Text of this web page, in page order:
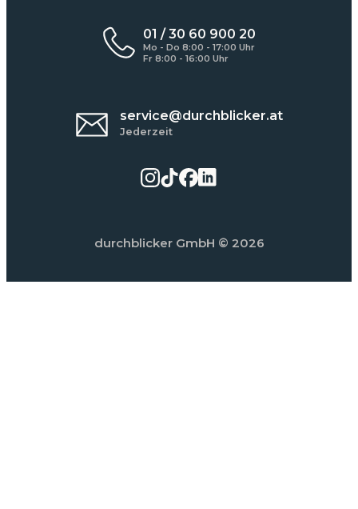
01 / 30 60 900 20
Mo - Do 8:00 - 17:00 Uhr
Fr 8:00 - 16:00 Uhr
service@durchblicker.at
Jederzeit
durchblicker GmbH © 2026